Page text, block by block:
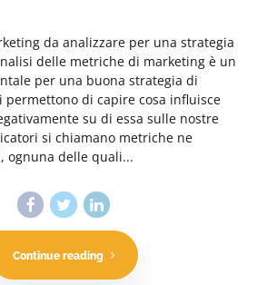
da analizzare per una strategia
delle metriche di marketing è un
per una buona strategia di
di capire cosa influisce
su di essa sulle nostre
si chiamano metriche ne
ognuna delle quali...
Continue reading